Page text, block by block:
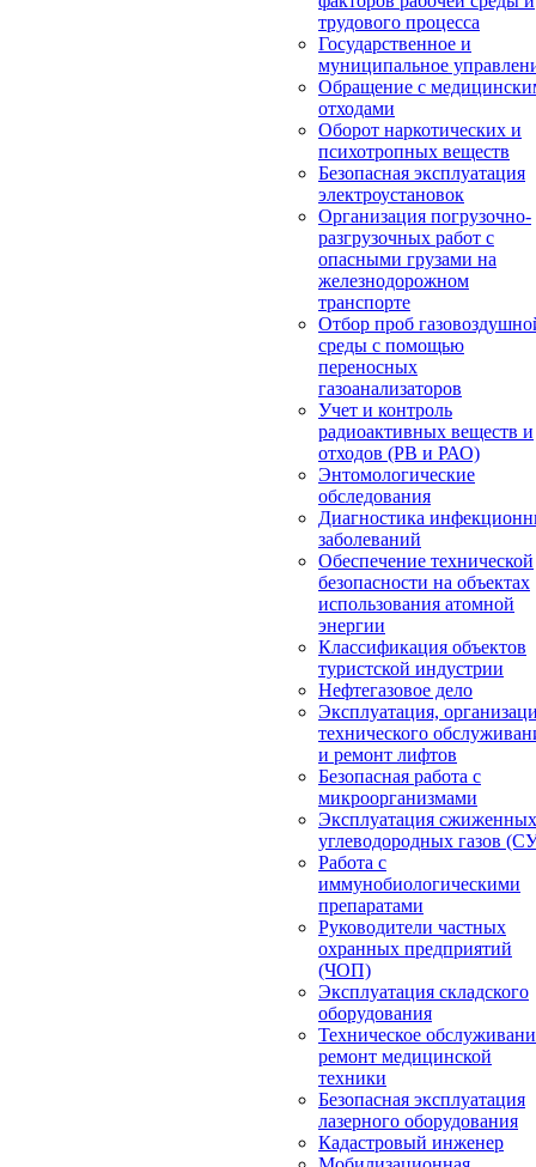
трудового процесса
Государственное и
муниципальное
Обращение с
отходами
Оборот наркотических и
психотропных веществ
Безопасная эксплуатация
электроустановок
Организация погрузочно-
разгрузочных работ с
опасными грузами на
железнодорожном
транспорте
Отбор проб
среды с помощью
переносных
газоанализаторов
Учет и контроль
радиоактивных веществ и
отходов (РВ и РАО)
Энтомологические
обследования
Диагностика
заболеваний
Обеспечение технической
безопасности на объектах
использования атомной
энергии
Классификация объектов
туристской индустрии
Нефтегазовое дело
Эксплуатация,
технического
и ремонт лифтов
Безопасная работа с
микроорганизмами
Эксплуатация сжиженных
углеводородных газов
Работа с
иммунобиологическими
препаратами
Руководители частных
охранных предприятий
(ЧОП)
Эксплуатация складского
оборудования
Техническое
ремонт медицинской
техники
Безопасная эксплуатация
лазерного оборудования
Кадастровый инженер